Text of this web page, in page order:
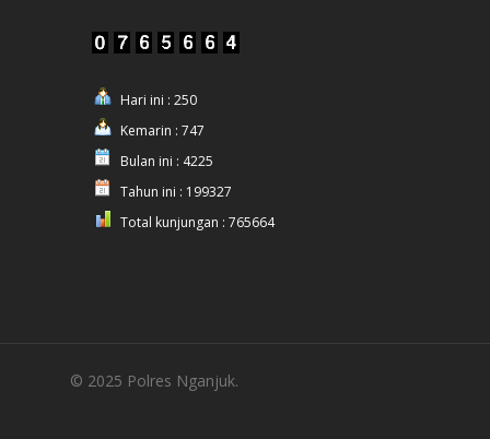
Hari ini : 250
Kemarin : 747
Bulan ini : 4225
Tahun ini : 199327
Total kunjungan : 765664
© 2025 Polres Nganjuk.